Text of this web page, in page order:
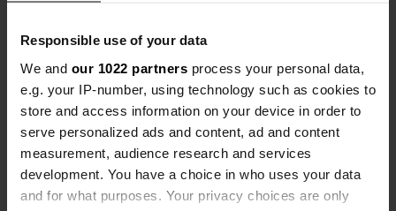
Responsible use of your data
We and our 1022 partners process your personal data,
e.g. your IP-number, using technology such as cookies to
store and access information on your device in order to
serve personalized ads and content, ad and content
measurement, audience research and services
development. You have a choice in who uses your data
and for what purposes. Your privacy choices are only
Contact
Emplacement
La Hérode
14710, Vierville-sur-Mer, France